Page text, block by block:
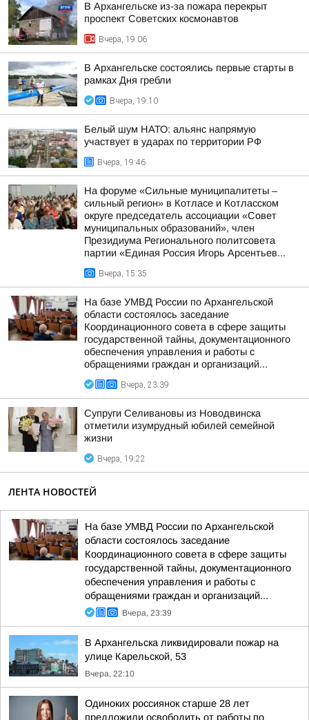
В Архангельске из-за пожара перекрыт
проспект Советских космонавтов
Вчера, 19:06
В Архангельске состоялись первые старты в
рамках Дня гребли
Вчера, 19:10
Белый шум НАТО: альянс напрямую
участвует в ударах по территории РФ
Вчера, 19:46
На форуме «Сильные муниципалитеты –
сильный регион» в Котласе и Котласском
округе председатель ассоциации «Совет
муниципальных образований», член
Президиума Регионального политсовета
партии «Единая Россия Игорь Арсентьев...
Вчера, 15:35
На базе УМВД России по Архангельской
области состоялось заседание
Координационного совета в сфере защиты
государственной тайны, документационного
обеспечения управления и работы с
обращениями граждан и организаций...
Вчера, 23:39
Супруги Селивановы из Новодвинска
отметили изумрудный юбилей семейной
жизни
Вчера, 19:22
ЛЕНТА НОВОСТЕЙ
На базе УМВД России по Архангельской
области состоялось заседание
Координационного совета в сфере защиты
государственной тайны, документационного
обеспечения управления и работы с
обращениями граждан и организаций...
Вчера, 23:39
В Архангельска ликвидировали пожар на
улице Карельской, 53
Вчера, 22:10
Одиноких россиянок старше 28 лет
предложили освободить от работы по